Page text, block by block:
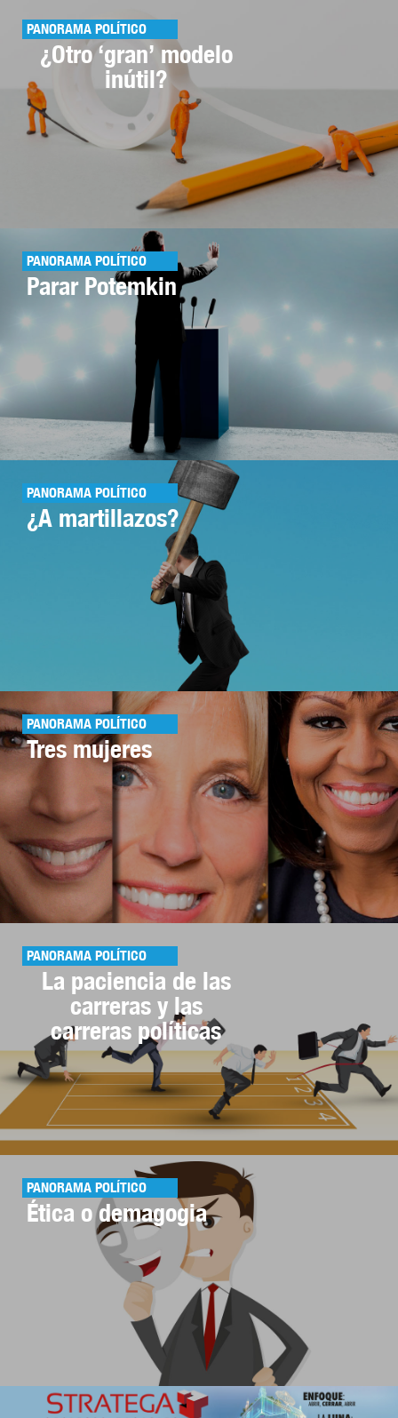
PANORAMA POLÍTICO
¿Otro ‘gran’ modelo
inútil?
PANORAMA POLÍTICO
Parar Potemkin
PANORAMA POLÍTICO
¿A martillazos?
PANORAMA POLÍTICO
Tres mujeres
PANORAMA POLÍTICO
La paciencia de las
carreras y las
carreras políticas
PANORAMA POLÍTICO
Ética o demagogia